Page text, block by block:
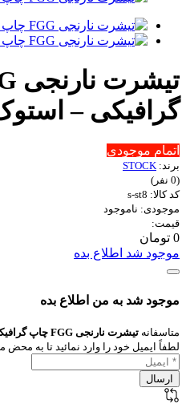
گرافیکی –
اتمام موجودی
برند: STOCK
(0 نفر)
کد کالا: s-st8
موجودی: ناموجود
قیمت:
0 تومان
موجود شد اطلاع بده
موجود شد به من اطلاع بده
متاسفانه تیشرت نارنجی FGG چاپ گرافیکی – استوک نخ پنبه
لطفاً ایمیل خود را وارد نمائید تا به